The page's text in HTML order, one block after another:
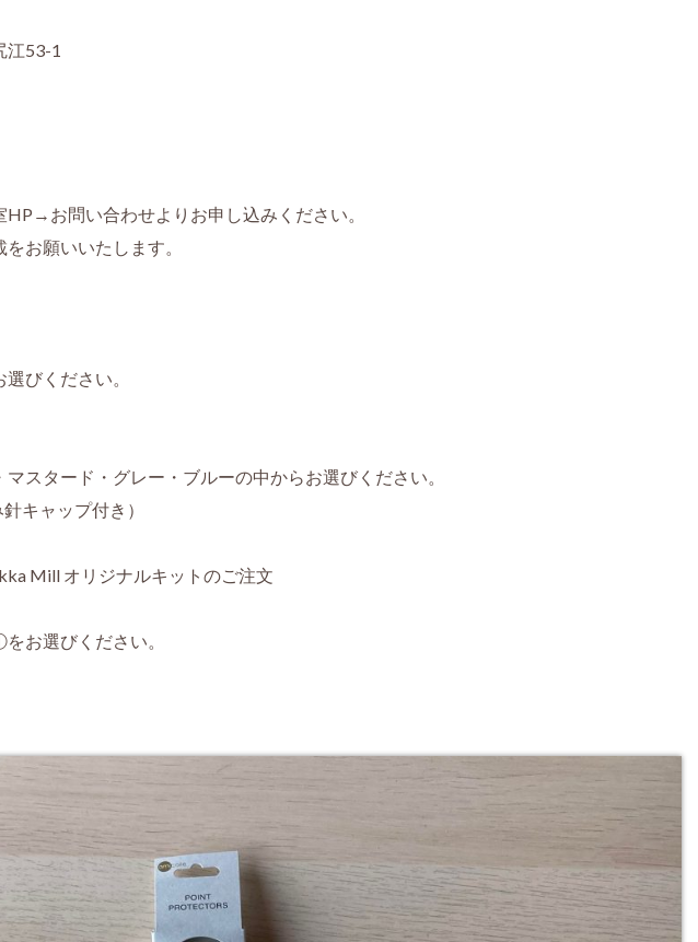
江53-1
お問い合わせよりお申し込みください。
お願いいたします。
びください。
スタード・グレー・ブルーの中からお選びください。
キャップ付き）
Mill オリジナルキットのご注文
お選びください。